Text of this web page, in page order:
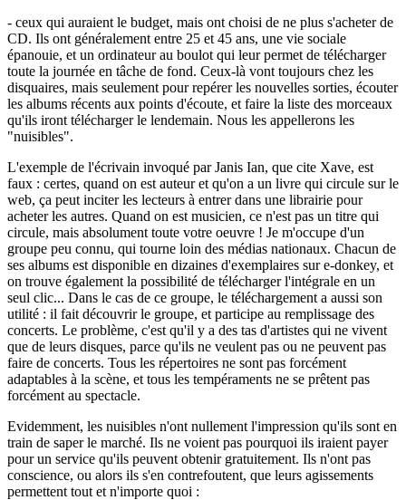
- ceux qui auraient le budget, mais ont choisi de ne plus s'acheter de
CD. Ils ont généralement entre 25 et 45 ans, une vie sociale
épanouie, et un ordinateur au boulot qui leur permet de télécharger
toute la journée en tâche de fond. Ceux-là vont toujours chez les
disquaires, mais seulement pour repérer les nouvelles sorties, écouter
les albums récents aux points d'écoute, et faire la liste des morceaux
qu'ils iront télécharger le lendemain. Nous les appellerons les
"nuisibles".
L'exemple de l'écrivain invoqué par Janis Ian, que cite Xave, est
faux : certes, quand on est auteur et qu'on a un livre qui circule sur le
web, ça peut inciter les lecteurs à entrer dans une librairie pour
acheter les autres. Quand on est musicien, ce n'est pas un titre qui
circule, mais absolument toute votre oeuvre ! Je m'occupe d'un
groupe peu connu, qui tourne loin des médias nationaux. Chacun de
ses albums est disponible en dizaines d'exemplaires sur e-donkey, et
on trouve également la possibilité de télécharger l'intégrale en un
seul clic... Dans le cas de ce groupe, le téléchargement a aussi son
utilité : il fait découvrir le groupe, et participe au remplissage des
concerts. Le problème, c'est qu'il y a des tas d'artistes qui ne vivent
que de leurs disques, parce qu'ils ne veulent pas ou ne peuvent pas
faire de concerts. Tous les répertoires ne sont pas forcément
adaptables à la scène, et tous les tempéraments ne se prêtent pas
forcément au spectacle.
Evidemment, les nuisibles n'ont nullement l'impression qu'ils sont en
train de saper le marché. Ils ne voient pas pourquoi ils iraient payer
pour un service qu'ils peuvent obtenir gratuitement. Ils n'ont pas
conscience, ou alors ils s'en contrefoutent, que leurs agissements
permettent tout et n'importe quoi :